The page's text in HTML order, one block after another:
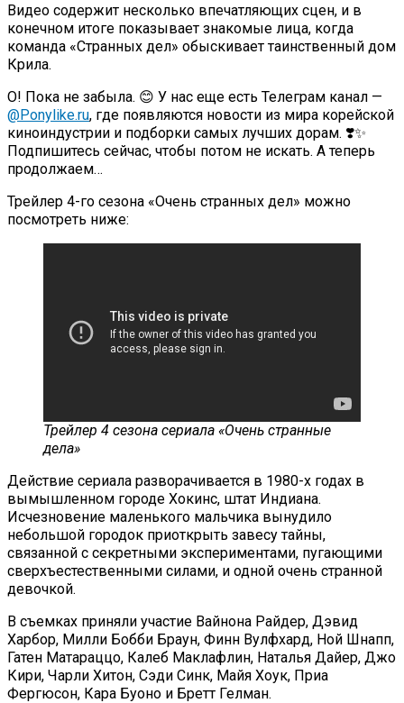
Видео содержит несколько впечатляющих сцен, и в
конечном итоге показывает знакомые лица, когда
команда «Странных дел» обыскивает таинственный дом
Крила.
О! Пока не забыла. 😊 У нас еще есть Телеграм канал —
@Ponylike.ru, где появляются новости из мира корейской
киноиндустрии и подборки самых лучших дорам. ❣️✨
Подпишитесь сейчас, чтобы потом не искать. А теперь
продолжаем…
Трейлер 4-го сезона «Очень странных дел» можно
посмотреть ниже:
Трейлер 4 сезона сериала «Очень странные
дела»
Действие сериала разворачивается в 1980-х годах в
вымышленном городе Хокинс, штат Индиана.
Исчезновение маленького мальчика вынудило
небольшой городок приоткрыть завесу тайны,
связанной с секретными экспериментами, пугающими
сверхъестественными силами, и одной очень странной
девочкой.
В съемках приняли участие Вайнона Райдер, Дэвид
Харбор, Милли Бобби Браун, Финн Вулфхард, Ной Шнапп,
Гатен Матараццо, Калеб Маклафлин, Наталья Дайер, Джо
Кири, Чарли Хитон, Сэди Синк, Майя Хоук, Приа
Фергюсон, Кара Буоно и Бретт Гелман.